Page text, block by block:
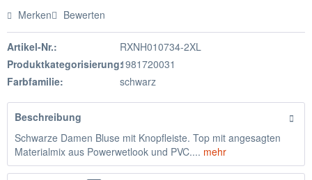
Merken Bewerten
Artikel-Nr.:
RXNH010734-2XL
Produktkategorisierung:1981720031
Farbfamilie:
schwarz
Beschreibung
Schwarze Damen Bluse mit Knopfleiste. Top mit angesagten
Materialmix aus Powerwetlook und PVC.... mehr